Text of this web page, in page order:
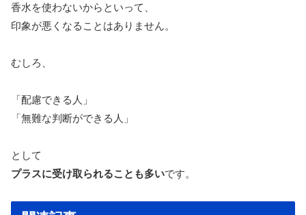
香水を使わないからといって、
印象が悪くなることはありません。
むしろ、
「配慮できる人」
「無難な判断ができる人」
として
プラスに受け取られることも多いです。